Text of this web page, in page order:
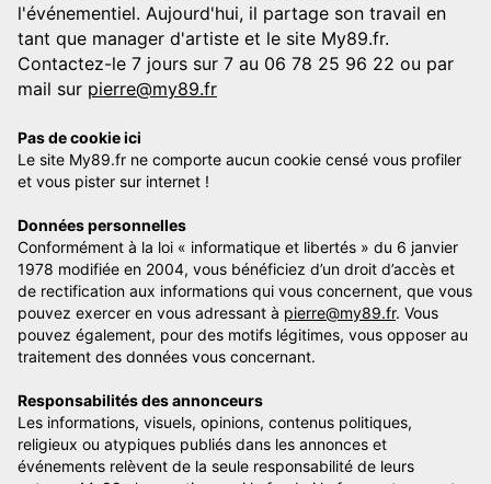
l'événementiel. Aujourd'hui, il partage son travail en
tant que manager d'artiste et le site My89.fr.
Contactez-le 7 jours sur 7 au 06 78 25 96 22 ou par
mail sur pierre@my89.fr
Pas de cookie ici
Le site My89.fr ne comporte aucun cookie censé vous profiler
et vous pister sur internet !
Données personnelles
Conformément à la loi « informatique et libertés » du 6 janvier
1978 modifiée en 2004, vous bénéficiez d’un droit d’accès et
de rectification aux informations qui vous concernent, que vous
pouvez exercer en vous adressant à pierre@my89.fr. Vous
pouvez également, pour des motifs légitimes, vous opposer au
traitement des données vous concernant.
Responsabilités des annonceurs
Les informations, visuels, opinions, contenus politiques,
religieux ou atypiques publiés dans les annonces et
événements relèvent de la seule responsabilité de leurs